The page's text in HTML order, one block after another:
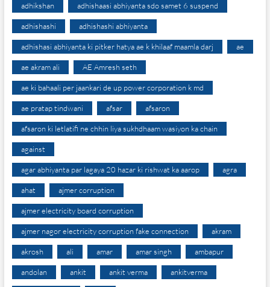
adhikshan adhishaasi abhiyanta sdo samet 6 suspend
adhishashi adhishashi abhiyanta
adhishasi abhiyanta ki pitker hatya ae k khilaaf maamla darj ae
ae akram ali AE Amresh seth
ae ki bahaali per jaankari de up power corporation k md
ae pratap tindwani afsar afsaron
afsaron ki letlatifi ne chhin liya sukhdhaam wasiyon ka chain
against
agar abhiyanta par lagaya 20 hazar ki rishwat ka aarop agra
ahat ajmer corruption
ajmer electricity board corruption
ajmer nagor electricity corruption fake connection akram
akrosh ali amar amar singh ambapur
andolan ankit ankit verma ankitverma